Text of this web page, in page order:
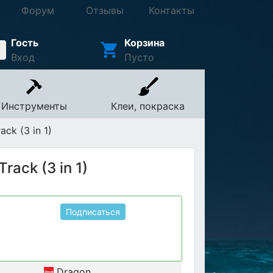
Форум Отзывы Контакты
Гость
Вход
Корзина
Пусто
Инструменты
Клеи, покраска
(3 in 1)
(3 in 1)
Подписаться